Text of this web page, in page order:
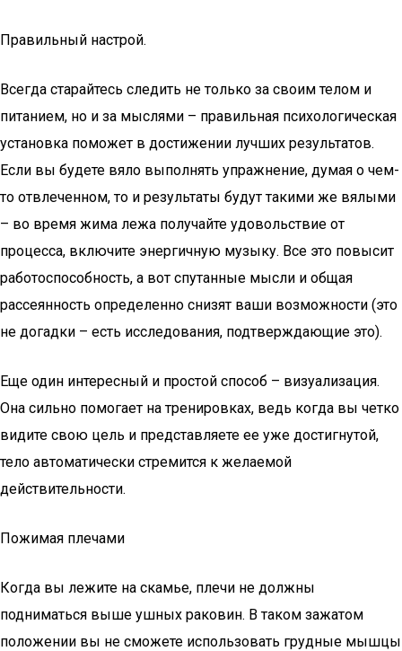
Правильный настрой.
Всегда старайтесь следить не только за своим телом и
питанием, но и за мыслями – правильная психологическая
установка поможет в достижении лучших результатов.
Если вы будете вяло выполнять упражнение, думая о чем-
то отвлеченном, то и результаты будут такими же вялыми
– во время жима лежа получайте удовольствие от
процесса, включите энергичную музыку. Все это повысит
работоспособность, а вот спутанные мысли и общая
рассеянность определенно снизят ваши возможности (это
не догадки – есть исследования, подтверждающие это).
Еще один интересный и простой способ – визуализация.
Она сильно помогает на тренировках, ведь когда вы четко
видите свою цель и представляете ее уже достигнутой,
тело автоматически стремится к желаемой
действительности.
Пожимая плечами
Когда вы лежите на скамье, плечи не должны
подниматься выше ушных раковин. В таком зажатом
положении вы не сможете использовать грудные мышцы